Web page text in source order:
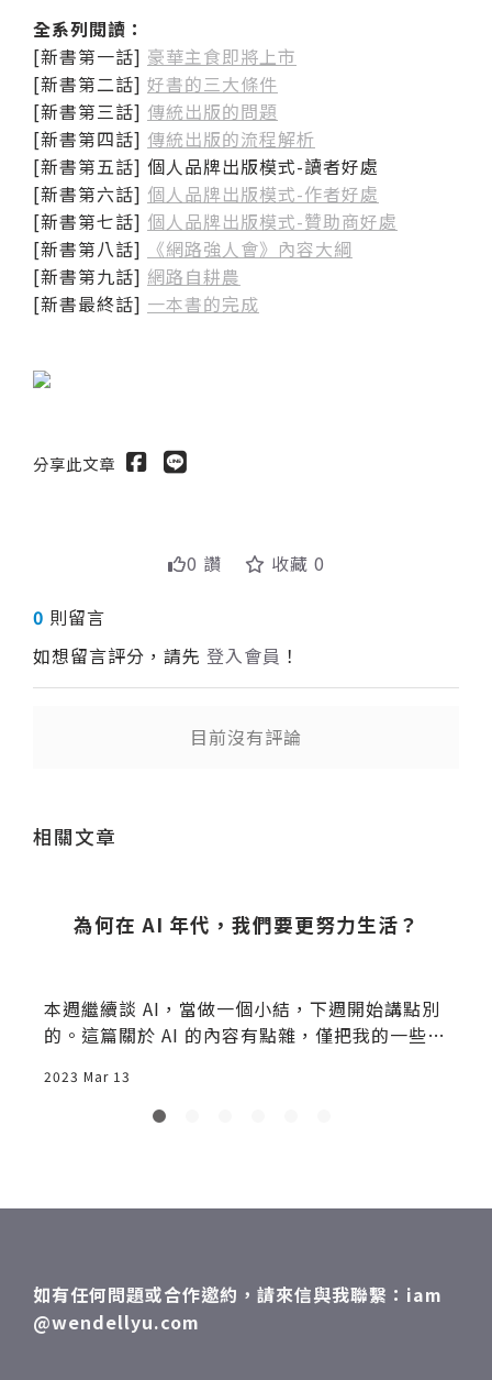
全系列閱讀：
[新書第一話] 豪華主食即將上市
[新書第二話] 好書的三大條件
[新書第三話] 傳統出版的問題
[新書第四話] 傳統出版的流程解析
[新書第五話] 個人品牌出版模式-讀者好處
[新書第六話] 個人品牌出版模式-作者好處
[新書第七話] 個人品牌出版模式-贊助商好處
[新書第八話]
《網路強人會》內容大綱
[新書第九話] 網路自耕農
[新書最終話] 一本書的完成
分享此文章
0 讚 收藏 0
0 則留言
如想留言評分，請先 登入會員 ！
目前沒有評論
相關文章
為何在 AI 年代，我們要更努力生活？
本週繼續談 AI，當做一個小結，下週開始講點別
的。這篇關於 AI 的內容有點雜，僅把我的一些想
2023 Mar 13
如有任何問題或合作邀約，請來信與我聯繫：iam
@wendellyu.com